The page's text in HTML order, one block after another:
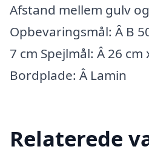
Afstand mellem gulv
Opbevaringsmål: Â B
7 cm Spejlmål: Â 26
Bordplade: Â Lamin
Relaterede